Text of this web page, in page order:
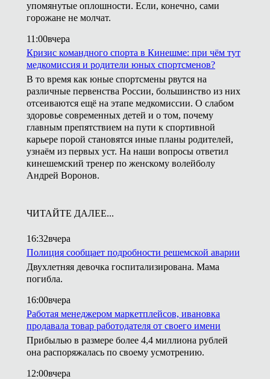
упомянутые оплошности. Если, конечно, сами
горожане не молчат.
11:00вчера
Кризис командного спорта в Кинешме: при чём тут
медкомиссия и родители юных спортсменов?
В то время как юные спортсмены рвутся на
различные первенства России, большинство из них
отсеиваются ещё на этапе медкомиссии. О слабом
здоровье современных детей и о том, почему
главным препятствием на пути к спортивной
карьере порой становятся иные планы родителей,
узнаём из первых уст. На наши вопросы ответил
кинешемский тренер по женскому волейболу
Андрей Воронов.
ЧИТАЙТЕ ДАЛЕЕ...
16:32вчера
Полиция сообщает подробности решемской аварии
Двухлетняя девочка госпитализирована. Мама
погибла.
16:00вчера
Работая менеджером маркетплейсов, ивановка
продавала товар работодателя от своего имени
Прибылью в размере более 4,4 миллиона рублей
она распоряжалась по своему усмотрению.
12:00вчера